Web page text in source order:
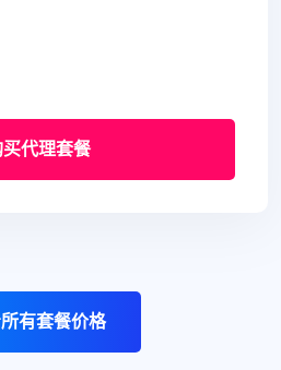
买代理套餐
有套餐价格